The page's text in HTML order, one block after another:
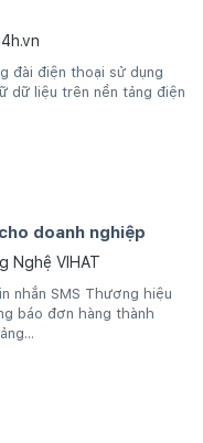
đài điện thoại sử dụng
dữ liệu trên nền tảng điện
doanh nghiệp
Nghệ VIHAT
nhắn SMS Thương hiệu
báo đơn hàng thành